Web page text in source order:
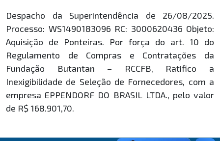
Despacho da Superintendência de 26/08/2025.
Processo: WS1490183096 RC: 3000620436 Objeto:
Aquisição de Ponteiras. Por força do art. 10 do
Regulamento de Compras e Contratações da
Fundação Butantan – RCCFB, Ratifico a
Inexigibilidade de Seleção de Fornecedores, com a
empresa EPPENDORF DO BRASIL LTDA., pelo valor
de R$ 168.901,70.